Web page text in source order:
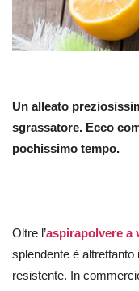
Un alleato
sgrassatore. Ecco
pochissimo tempo.
Oltre l’aspirapolvere a
splendente è
resistente. In